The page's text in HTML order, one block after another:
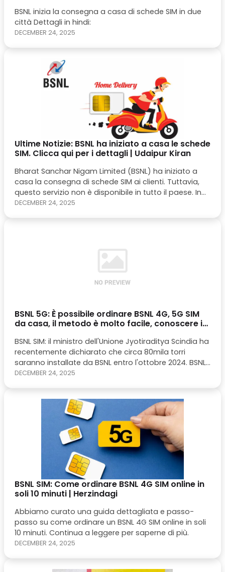
BSNL inizia la consegna a casa di schede SIM in due
città Dettagli in hindi:
DECEMBER 24, 2025
Ultime Notizie: BSNL ha iniziato a casa le schede
SIM. Clicca qui per i dettagli | Udaipur Kiran
Bharat Sanchar Nigam Limited (BSNL) ha iniziato a
casa la consegna di schede SIM ai clienti. Tuttavia,
questo servizio non è disponibile in tutto il paese. In
primo luogo, BSNL offre carte SIM nazionali solo in
DECEMBER 24, 2025
BSNL 5G: È possibile ordinare BSNL 4G, 5G SIM
da casa, il metodo è molto facile, conoscere i
BSNL SIM: il ministro dell'Unione Jyotiraditya Scindia ha
recentemente dichiarato che circa 80mila torri
saranno installate da BSNL entro l'ottobre 2024. BSNL
SIM: La società di telecomunicazioni del governo BSNL
DECEMBER 24, 2025
BSNL SIM: Come ordinare BSNL 4G SIM online in
soli 10 minuti | Herzindagi
Abbiamo curato una guida dettagliata e passo-
passo su come ordinare un BSNL 4G SIM online in soli
10 minuti. Continua a leggere per saperne di più.
DECEMBER 24, 2025